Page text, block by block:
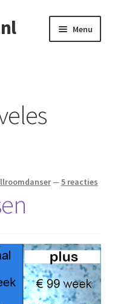
Menu
—5 reacties